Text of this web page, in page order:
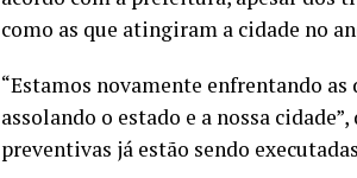
como as que atingiram a cidade no
“Estamos novamente enfrentando
assolando o estado e a nossa
preventivas já estão sendo